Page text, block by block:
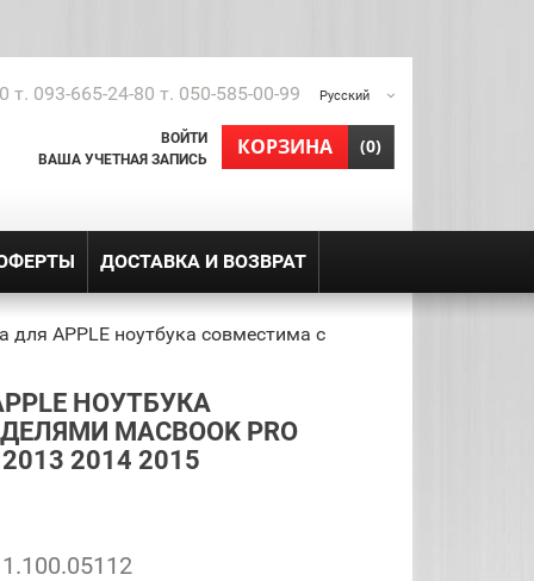
Русский
т. 093-665-24-80 т. 050-585-00-99
КОРЗИНА
shopping_cart (0)
ВОЙТИ
ВАША УЧЕТНАЯ ЗАПИСЬ
ДОСТАВКА И ВОЗВРАТ
для APPLE ноутбука совместима с
НОУТБУКА
MACBOOK PRO
2014 2015
1.100.05112